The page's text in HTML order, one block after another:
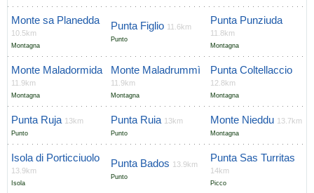
Monte sa Planedda
10.5km
Montagna
Punta Figlio 11.6km
Punto
Punta Punziuda
11.8km
Montagna
Monte Maladormida
11.9km
Montagna
Monte Maladrummì
11.9km
Montagna
Punta Coltellaccio
12.8km
Montagna
Punta Ruja 13km
Punto
Punta Ruia 13km
Punto
Monte Nieddu 13.7km
Montagna
Isola di Porticciuolo
13.9km
Isola
Punta Bados 13.9km
Punto
Punta Sas Turritas
14km
Picco